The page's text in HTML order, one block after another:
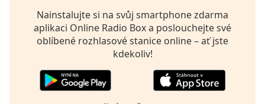
subtitles
settings,
settings
dialog
Nainstalujte si na svůj smartphone zdarma
aplikaci Online Radio Box a poslouchejte své
oblíbené rozhlasové stanice online – ať jste
kdekoliv!